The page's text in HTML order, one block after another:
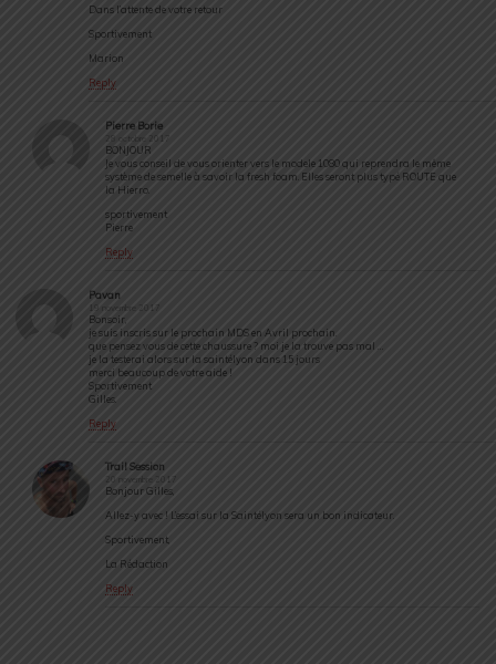
Dans l’attente de votre retour
Sportivement
Marion
Reply
Pierre Borie
28 octobre 2017
BONJOUR
Je vous conseil de vous orienter vers le modele 1080 qui reprendra le même
système de semelle à savoir la fresh foam. Elles seront plus typé ROUTE que
la Hierro.
sportivement
Pierre
Reply
Pavan
19 novembre 2017
Bonsoir,
je suis inscris sur le prochain MDS en Avril prochain.
que pensez vous de cette chaussure ? moi je la trouve pas mal …
je la testerai alors sur la saintélyon dans 15 jours
merci beaucoup de votre aide !
Sportivement
Gilles.
Reply
Trail Session
20 novembre 2017
Bonjour Gilles,
Allez-y avec ! L’essai sur la Saintélyon sera un bon indicateur.
Sportivement,
La Rédaction
Reply